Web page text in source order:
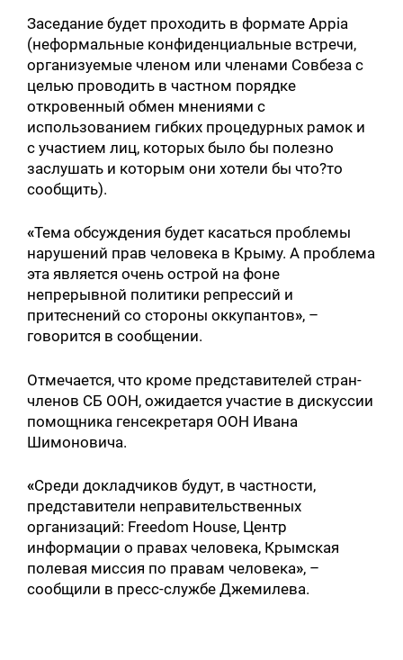
Заседание будет проходить в формате Аррia
(неформальные конфиденциальные встречи,
организуемые членом или членами Совбеза с
целью проводить в частном порядке
откровенный обмен мнениями с
использованием гибких процедурных рамок и
с участием лиц, которых было бы полезно
заслушать и которым они хотели бы что?то
сообщить).
«Тема обсуждения будет касаться проблемы
нарушений прав человека в Крыму. А проблема
эта является очень острой на фоне
непрерывной политики репрессий и
притеснений со стороны оккупантов», –
говорится в сообщении.
Отмечается, что кроме представителей стран-
членов СБ ООН, ожидается участие в дискуссии
помощника генсекретаря ООН Ивана
Шимоновича.
«Среди докладчиков будут, в частности,
представители неправительственных
организаций: Freedom House, Центр
информации о правах человека, Крымская
полевая миссия по правам человека», –
сообщили в пресс-службе Джемилева.